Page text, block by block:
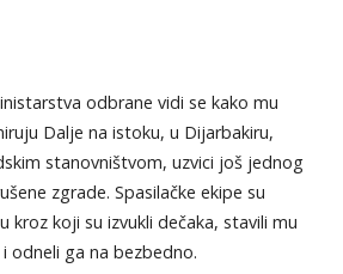
odbrane vidi se kako mu
Dalje na istoku, u Dijarbakiru,
stanovništvom, uzvici još jednog
zgrade. Spasilačke ekipe su
kroz koji su izvukli dečaka, stavili mu
odneli ga na bezbedno.